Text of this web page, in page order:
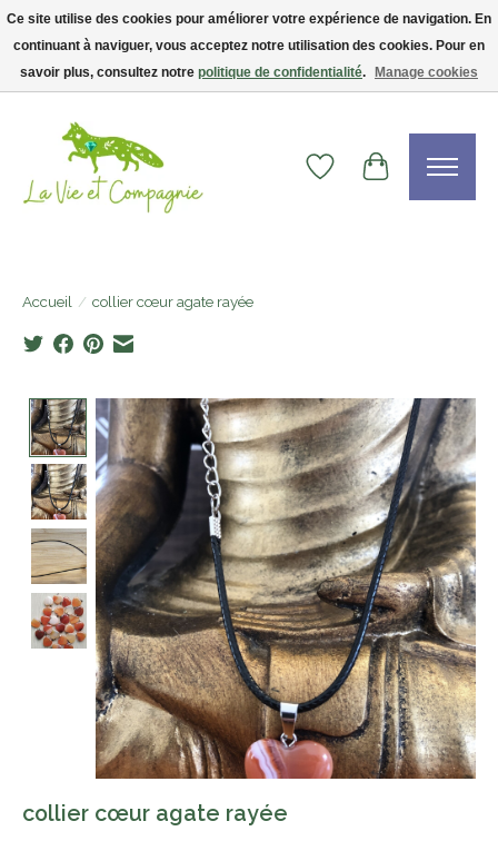
Livraison gratuite dès 75$ — code LVCFREE• Clients USA : visitez la boutique
Liste de souhaits
Panier
Accueil / collier cœur agate rayée
Product image slideshow Items
collier cœur agate rayée
Ce site utilise des cookies pour améliorer votre expérience de navigation. En
continuant à naviguer, vous acceptez notre utilisation des cookies. Pour en
savoir plus, consultez notre politique de confidentialité. Manage cookies